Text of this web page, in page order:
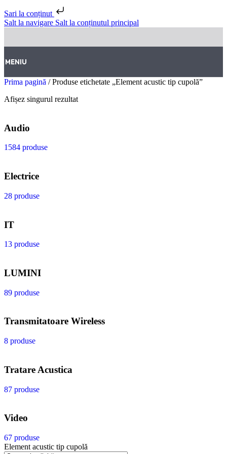
Sari la conținut
Salt la navigare Salt la conținutul principal
MENIU
Prima pagină / Produse etichetate „Element acustic tip cupolă”
Afișez singurul rezultat
Audio
1584 produse
Electrice
28 produse
IT
13 produse
LUMINI
89 produse
Transmitatoare Wireless
8 produse
Tratare Acustica
87 produse
Video
67 produse
Element acustic tip cupolă